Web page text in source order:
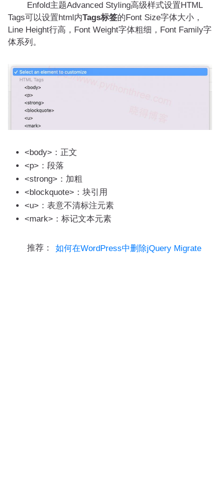
Enfold主题Advanced Styling高级样式设置HTML
Tags可以设置html内Tags标签的Font Size字体大小，
Line Height行高，Font Weight字体粗细，Font Family字
体系列。
<body>：正文
<p>：段落
<strong>：加粗
<blockquote>：块引用
<u>：表意不清标注元素
<mark>：标记文本元素
推荐： 如何在WordPress中删除jQuery Migrate